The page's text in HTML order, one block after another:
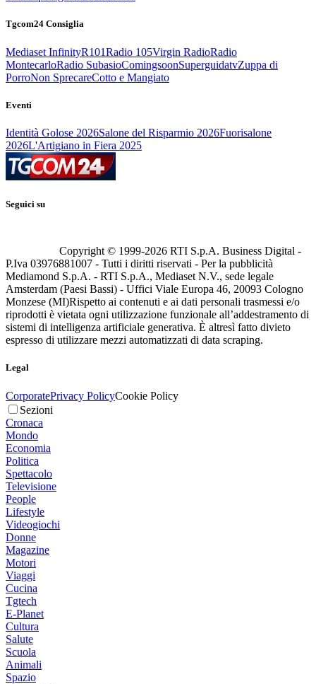
Tgcom24 Consiglia
Mediaset InfinityR101Radio 105Virgin RadioRadio
MontecarloRadio SubasioComingsoonSuperguidatvZuppa di
PorroNon SprecareCotto e Mangiato
Eventi
Identità Golose 2026Salone del Risparmio 2026Fuorisalone
2026L'Artigiano in Fiera 2025
Seguici su
Copyright © 1999-2026 RTI S.p.A. Business Digital -
P.Iva 03976881007 - Tutti i diritti riservati - Per la pubblicità
Mediamond S.p.A. - RTI S.p.A., Mediaset N.V., sede legale
Amsterdam (Paesi Bassi) - Uffici Viale Europa 46, 20093 Cologno
Monzese (MI)Rispetto ai contenuti e ai dati personali trasmessi e/o
riprodotti è vietata ogni utilizzazione funzionale all’addestramento di
sistemi di intelligenza artificiale generativa. È altresì fatto divieto
espresso di utilizzare mezzi automatizzati di data scraping.
Legal
CorporatePrivacy PolicyCookie Policy
Sezioni
Cronaca
Mondo
Economia
Politica
Spettacolo
Televisione
People
Lifestyle
Videogiochi
Donne
Magazine
Motori
Viaggi
Cucina
Tgtech
E-Planet
Cultura
Salute
Scuola
Animali
Spazio